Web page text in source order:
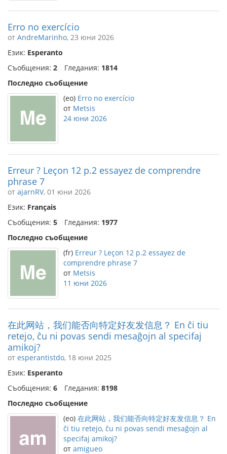
Erro no exercício
от AndreMarinho, 23 юни 2026
Език: Esperanto
Съобщения: 2 Гледания: 1814
Последно съобщение
(eo) Erro no exercício
от Metsis
24 юни 2026
Erreur ? Leçon 12 p.2 essayez de comprendre
phrase 7
от ajarnRV, 01 юни 2026
Език: Français
Съобщения: 5 Гледания: 1977
Последно съобщение
(fr) Erreur ? Leçon 12 p.2 essayez de
comprendre phrase 7
от Metsis
11 юни 2026
在此网站，我们能否向特定好友发信息？ En ĉi tiu
retejo, ĉu ni povas sendi mesaĝojn al specifaj
amikoj?
от esperantistdo, 18 юни 2025
Език: Esperanto
Съобщения: 6 Гледания: 8198
Последно съобщение
(eo) 在此网站，我们能否向特定好友发信息？ En
ĉi tiu retejo, ĉu ni povas sendi mesaĝojn al
specifaj amikoj?
от amigueo